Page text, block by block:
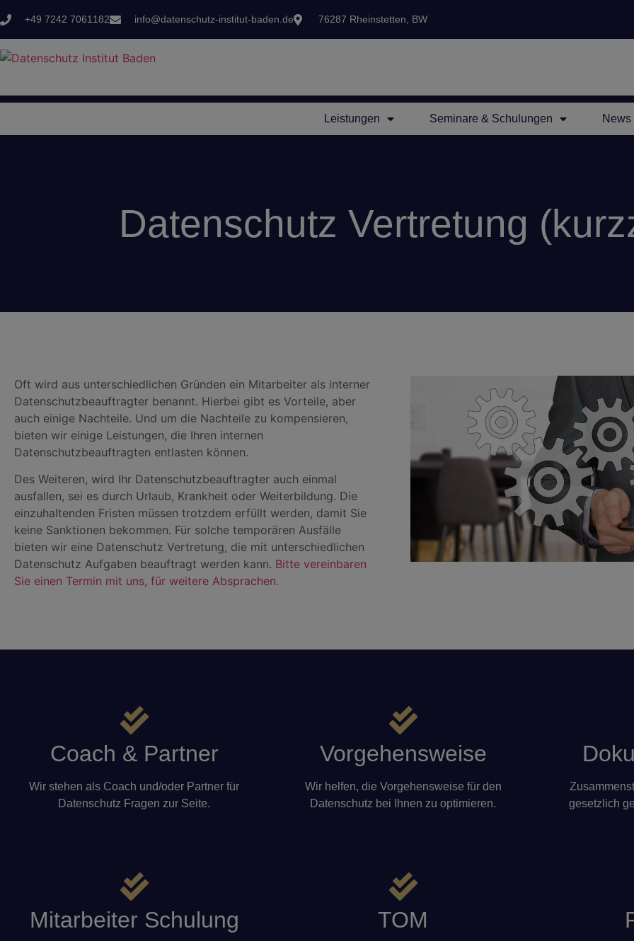
+49 7242 7061182‬ info@datenschutz-institut-baden.de 76287 Rheinstetten, BW
Leistungen Seminare & Schulungen News
Datenschutz Vertretung
Oft wird aus unterschiedlichen Gründen ein Mitarbeiter als interner
Datenschutzbeauftragter benannt. Hierbei gibt es Vorteile, aber
auch einige Nachteile. Und um die Nachteile zu kompensieren,
bieten wir einige Leistungen, die Ihren internen
Datenschutzbeauftragten entlasten können.
Des Weiteren, wird Ihr Datenschutzbeauftragter auch einmal
ausfallen, sei es durch Urlaub, Krankheit oder Weiterbildung. Die
einzuhaltenden Fristen müssen trotzdem erfüllt werden, damit Sie
keine Sanktionen bekommen. Für solche temporären Ausfälle
bieten wir eine Datenschutz Vertretung, die mit unterschiedlichen
Datenschutz Aufgaben beauftragt werden kann. Bitte vereinbaren
Sie einen Termin mit uns, für weitere Absprachen.
Coach & Partner
Wir stehen als Coach und/oder Partner für
Datenschutz Fragen zur Seite.
Mitarbeiter Schulung
Vorgehensweise
Wir helfen, die Vorgehensweise für den
Datenschutz bei Ihnen zu optimieren.
TOM
gesetzlich